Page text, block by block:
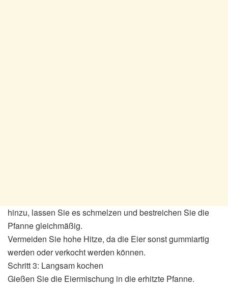
hinzu, lassen Sie es schmelzen und bestreichen Sie die
Pfanne gleichmäßig.
Vermeiden Sie hohe Hitze, da die Eier sonst gummiartig
werden oder verkocht werden können.
Schritt 3: Langsam kochen
Gießen Sie die Eiermischung in die erhitzte Pfanne.